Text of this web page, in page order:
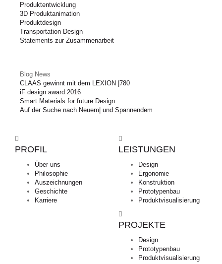
Produktentwicklung
3D Produktanimation
Produktdesign
Transportation Design
Statements zur Zusammenarbeit
Blog News
CLAAS gewinnt mit dem LEXION |780
iF design award 2016
Smart Materials for future Design
Auf der Suche nach Neuem| und Spannendem
PROFIL
Über uns
Philosophie
Auszeichnungen
Geschichte
Karriere
LEISTUNGEN
Design
Ergonomie
Konstruktion
Prototypenbau
Produktvisualisierung
PROJEKTE
Design
Prototypenbau
Produktvisualisierung